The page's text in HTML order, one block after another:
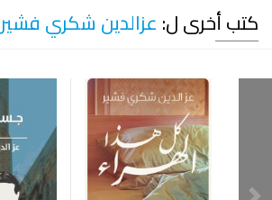
كتب أخرى ل: عزالدين شكري فشير